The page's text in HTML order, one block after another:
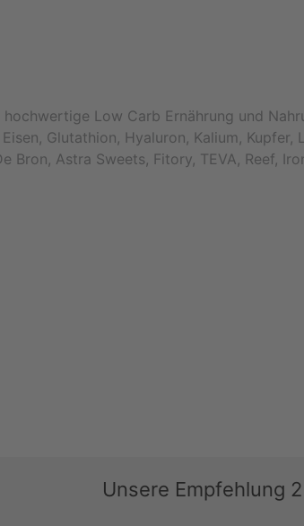
Low Carb Ernährung und
Glutathion, Hyaluron, Kalium,
Bron, Astra Sweets, Fitory, TEVA, Reef,
Unsere Empfehlung 2